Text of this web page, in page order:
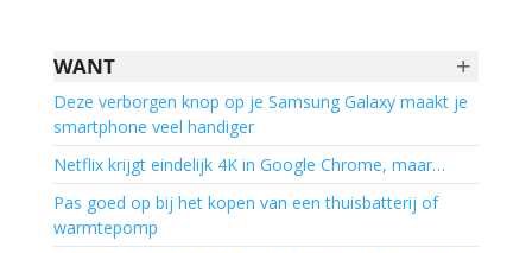
+
WANT
Deze verborgen knop op je Samsung Galaxy maakt je
smartphone veel handiger
Netflix krijgt eindelijk 4K in Google Chrome, maar…
Pas goed op bij het kopen van een thuisbatterij of
warmtepomp